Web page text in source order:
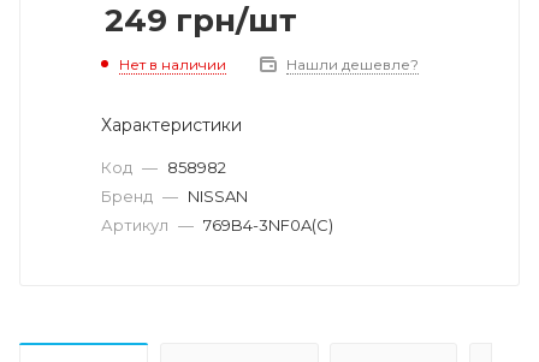
249 грн/шт
Нет в наличии Нашли дешевле?
Характеристики
Код — 858982
Бренд — NISSAN
Артикул — 769B4-3NF0A(С)